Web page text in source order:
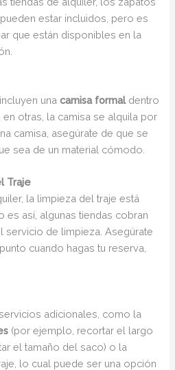
estar incluidos, pero es
que están disponibles en la
unacamisa formaldentro
otras, la camisa se alquila por
camisa, asegúrate de que se
sea de un material cómodo.
Traje
la limpieza del traje está
es así, algunas tiendas cobran
servicio de limpieza. Asegúrate
cuando hagas tu reserva,
adicionales, como la
(por ejemplo, recortar el largo
el tamaño del saco) o la
lo cual puede ser una opción